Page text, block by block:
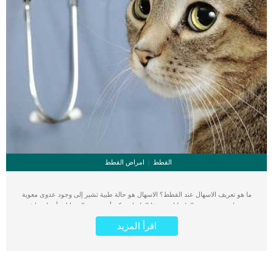
القطط امراض القطط
ما هو تعريف الاسهال عند القطط؟ الاسهال هو حالة طبية تشير إلى وجود عدوى معوية
يسببها نوع معين من الطفيليات، وهذا الطفيل يمكن أن يصيب الحيوانات أيضا، بما في
ذلك القطط. كنا قد وضحنا بالتفصيل أسباب الإسهال التي يمكن مراجعتها في هذا المقال :
الإسهال في القطط من الألف إلى الياء أما في هذا المقال سنتحدث عن الإسهال الطفيلي
للقطط والذي يسببه طفيل مشهور جدا يسمى (الجيارديا) وهو طفيل معوي شائع جدا
اقرأ المزيد